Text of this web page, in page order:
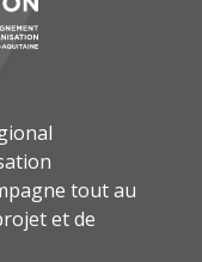
tout au
et de